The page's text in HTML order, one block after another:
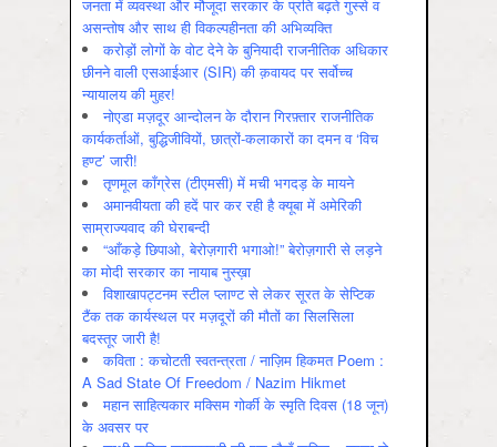
जनता में व्‍यवस्‍था और मौजूदा सरकार के प्रति बढ़ते गुस्‍से व
असन्‍तोष और साथ ही विकल्‍पहीनता की अभिव्‍यक्ति
करोड़ों लोगों के वोट देने के बुनियादी राजनीतिक अधिकार
छीनने वाली एसआईआर (SIR) की क़वायद पर सर्वोच्च
न्यायालय की मुहर!
नोएडा मज़दूर आन्दोलन के दौरान गिरफ़्तार राजनीतिक
कार्यकर्ताओं, बुद्धिजीवियों, छात्रों-कलाकारों का दमन व ‘विच
हण्ट’ जारी!
तृणमूल काँग्रेस (टीएमसी) में मची भगदड़ के मायने
अमानवीयता की हदें पार कर रही है क्यूबा में अमेरिकी
साम्राज्यवाद की घेराबन्दी
“आँकड़े छिपाओ, बेरोज़गारी भगाओ!” बेरोज़गारी से लड़ने
का मोदी सरकार का नायाब नुस्ख़ा
विशाखापट्टनम स्टील प्लाण्ट से लेकर सूरत के सेप्टिक
टैंक तक कार्यस्थल पर मज़दूरों की मौतों का सिलसिला
बदस्तूर जारी है!
कविता : कचोटती स्वतन्त्रता / नाज़िम हिकमत Poem :
A Sad State Of Freedom / Nazim Hikmet
महान साहित्यकार मक्सिम गोर्की के स्मृति दिवस (18 जून)
के अवसर पर